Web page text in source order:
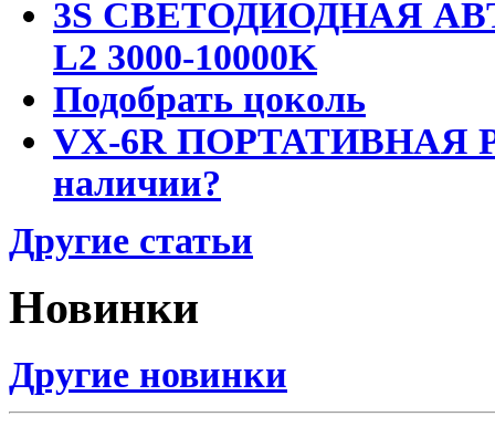
3S СВЕТОДИОДНАЯ
L2 3000-10000K
Подобрать цоколь
VX-6R ПОРТАТИВНАЯ
наличии?
Другие статьи
Новинки
Другие новинки